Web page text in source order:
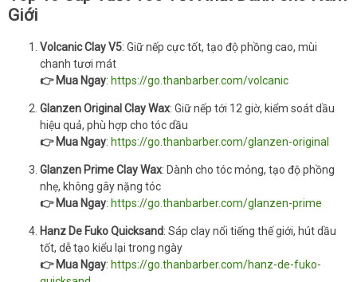
Giới
Volcanic Clay V5: Giữ nếp cực tốt, tạo độ phồng cao, mùi
chanh tươi mát
👉 Mua Ngay: https://go.thanbarber.com/volcanic
Glanzen Original Clay Wax: Giữ nếp tới 12 giờ, kiểm soát dầu
hiệu quả, phù hợp cho tóc dầu
👉 Mua Ngay: https://go.thanbarber.com/glanzen-original
Glanzen Prime Clay Wax: Dành cho tóc mỏng, tạo độ phồng
nhẹ, không gây nặng tóc
👉 Mua Ngay: https://go.thanbarber.com/glanzen-prime
Hanz De Fuko Quicksand: Sáp clay nổi tiếng thế giới, hút dầu
tốt, dễ tạo kiểu lại trong ngày
👉 Mua Ngay: https://go.thanbarber.com/hanz-de-fuko-